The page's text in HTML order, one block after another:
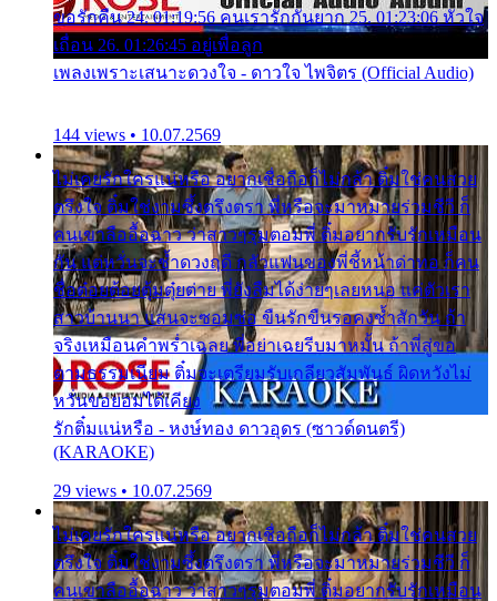
ขอรักคืน 24. 01:19:56 คนเรารักกันยาก 25. 01:23:06 หัวใจ
เถื่อน 26. 01:26:45 อยู่เพื่อลูก
เพลงเพราะเสนาะดวงใจ - ดาวใจ ไพจิตร (Official Audio)
144 views • 10.07.2569
ไม่เคยรักใครแน่หรือ อยากเชื่อถือก็ไม่กล้า ติ๋มใช่คนสวย
ตรึงใจ ติ๋มใช่งามซึ้งตรึงตรา พี่หรือจะมาหมายร่วมชีวี ก็
คนเขาลืออื้อฉาว ว่าสาวๆรุมตอมพี่ ติ๋มอยากรับรักเหมือน
กัน แต่หวั่นจะช้ำดวงฤดี กลัวแฟนของพี่ชี้หน้าด่าทอ ก็คน
ชื่อต๋อยต้อยตุ้มตุ๋ยต่าย พี่ยังลืมได้ง่ายๆเลยหนอ แค่ตัวเรา
สาวบ้านนา แสนจะซอมซ่อ ขืนรักขืนรอคงช้ำสักวัน ถ้า
จริงเหมือนคำพร่ำเฉลย พี่อย่าเฉยรีบมาหมั้น ถ้าพี่สู่ขอ
ตามธรรมเนียม ติ๋มจะเตรียมรับเกลียวสัมพันธ์ ผิดหวังไม่
หวั่นขอยอมได้เคียง
รักติ๋มแน่หรือ - หงษ์ทอง ดาวอุดร (ซาวด์ดนตรี)
(KARAOKE)
29 views • 10.07.2569
ไม่เคยรักใครแน่หรือ อยากเชื่อถือก็ไม่กล้า ติ๋มใช่คนสวย
ตรึงใจ ติ๋มใช่งามซึ้งตรึงตรา พี่หรือจะมาหมายร่วมชีวี ก็
คนเขาลืออื้อฉาว ว่าสาวๆรุมตอมพี่ ติ๋มอยากรับรักเหมือน